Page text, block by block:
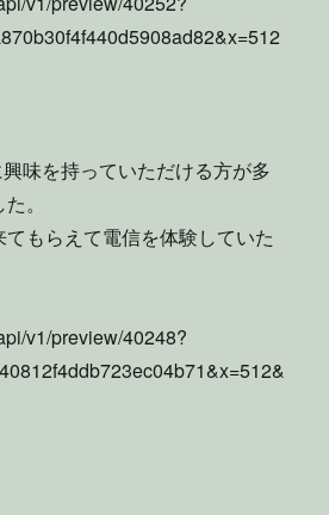
味を持っていただける方が多
。
もらえて電信を体験していた